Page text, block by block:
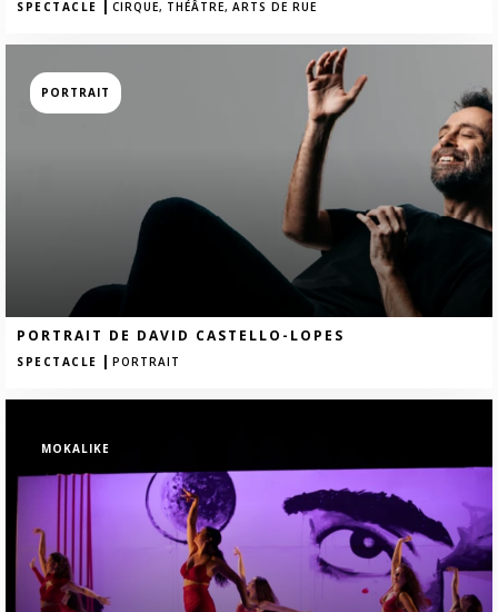
SPECTACLE CIRQUE, THÉÂTRE, ARTS DE RUE
PORTRAIT DE DAVID CASTELLO-LOPES
SPECTACLE | PORTRAIT
PORTRAIT
MOKALIKE